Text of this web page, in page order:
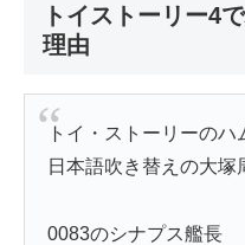
トイストーリー4
理由
トイ・ストーリーのハ
日本語吹き替えの大塚
0083のシナプス艦長